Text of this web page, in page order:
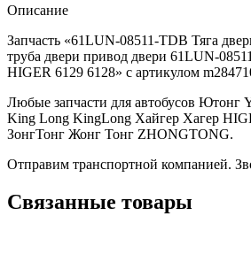
Описание
Запчасть «61LUN-08511-TDB Тяга
труба двери привод двери 61LUN-
HIGER 6129 6128» с артикулом
Любые запчасти для автобусов
King Long KingLong Хайгер Хагер
ЗонгТонг Жонг Тонг ZHONGTONG.
Отправим транспортной компанией.
Связанные товары